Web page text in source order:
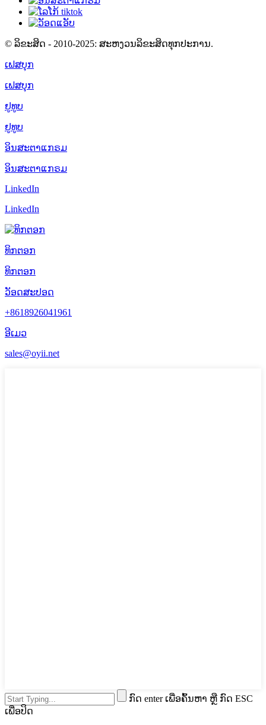
© ລິຂະສິດ - 2010-2025: ສະຫງວນລິຂະສິດທຸກປະການ.
ເຟສບຸກ
ເຟສບຸກ
ຢູທູບ
ຢູທູບ
ອິນສະຕາແກຣມ
ອິນສະຕາແກຣມ
LinkedIn
LinkedIn
ທິກຕອກ
ທິກຕອກ
ວັອດສະປອດ
+8618926041961
ອີເມວ
sales@oyii.net
ກົດ enter ເພື່ອຄົ້ນຫາ ຫຼື ກົດ ESC
ເພື່ອປິດ